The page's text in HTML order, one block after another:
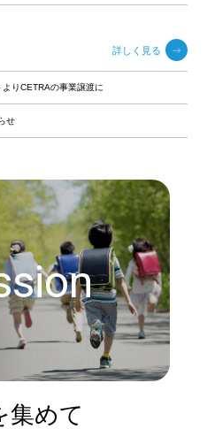
詳しく見る
りCETRAの事業譲渡に
せ
集めて